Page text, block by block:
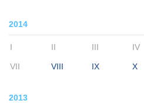
2014
I II III IV
VII VIII IX X
2013